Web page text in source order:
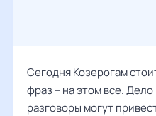
Сегодня Козерогам
фраз – на этом все. Дело
разговоры могут